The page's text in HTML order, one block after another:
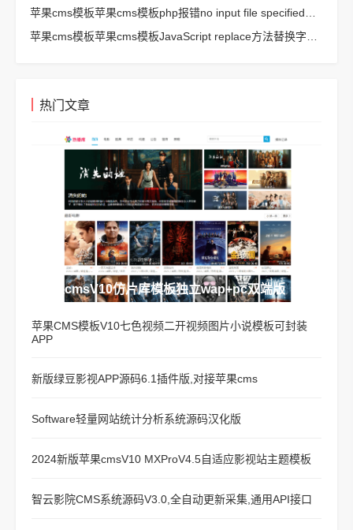
热门文章
苹果cmsV10仿片库模板独立wap+pc双端版
苹果CMS模板V10七色视频二开视频图片小说模板可封装
APP
新版绿豆影视APP源码6.1插件版,对接苹果cms
Software轻量网站统计分析系统源码汉化版
2024新版苹果cmsV10 MXProV4.5自适应影视站主题模板
智云影院CMS系统源码V3.0,全自动更新采集,通用API接口